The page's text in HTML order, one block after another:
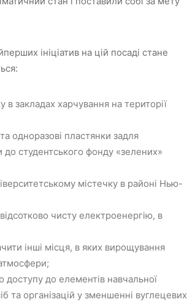
ініціатив на цій посаді стане
закладах харчування на території
одноразові пластянки задля
студентського фонду «зелених»
містечку в районі Нью-
чисту електроенергію, в
інші місця, в яких вирощування
до елементів навчальної
та організацій у зменшенні вуглецевих